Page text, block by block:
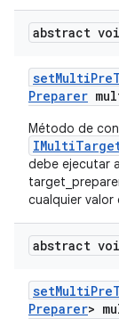
abstract
setMultiPre
Preparer
Método de
debe ejecutar
cualquier valor
abstract
setMultiPre
Preparer>